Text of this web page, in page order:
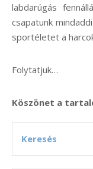
labdarúgás
csapatunk
sportéletet a
Folytatjuk…
Köszönet a